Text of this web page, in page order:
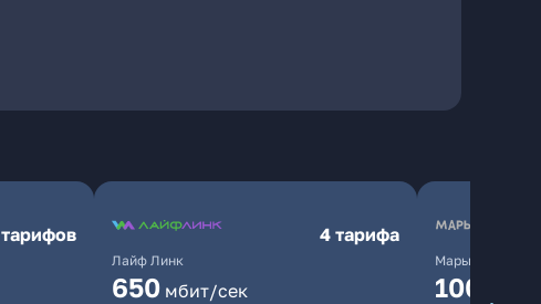
Лайф Линк
4 тарифа
650 мбит/сек
Марьино.нет
10000